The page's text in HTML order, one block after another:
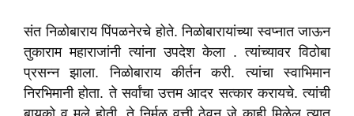
संत निळोबाराय पिंपळनेरचे होते. निळोबारायांच्या स्वप्नात जाऊन
तुकाराम महाराजांनी त्यांना उपदेश केला . त्यांच्यावर विठोबा
प्रसन्न झाला. निळोबाराय कीर्तन करी. त्यांचा स्वाभिमान
निरभिमानी होता. ते सर्वांचा उत्तम आदर सत्कार करायचे. त्यांची